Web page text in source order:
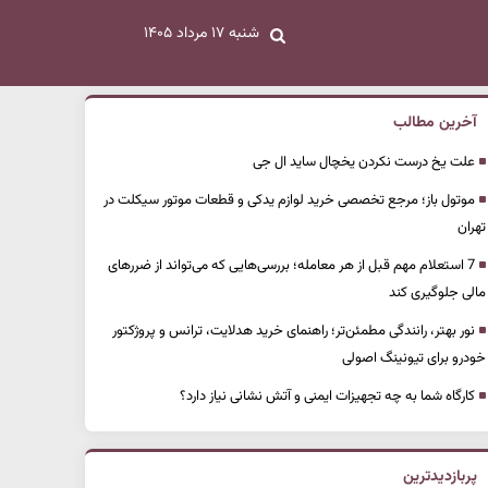
شنبه ۱۷ مرداد ۱۴۰۵
آخرین مطالب
علت یخ درست نکردن یخچال ساید ال جی
موتول باز؛ مرجع تخصصی خرید لوازم یدکی و قطعات موتور سیکلت در
تهران
7 استعلام مهم قبل از هر معامله؛ بررسی‌هایی که می‌تواند از ضررهای
مالی جلوگیری کند
نور بهتر، رانندگی مطمئن‌تر؛ راهنمای خرید هدلایت، ترانس و پروژکتور
خودرو برای تیونینگ اصولی
کارگاه شما به چه تجهیزات ایمنی و آتش نشانی نیاز دارد؟
پربازدیدترین